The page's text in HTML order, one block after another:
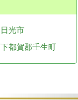
日光市
下都賀郡壬生町